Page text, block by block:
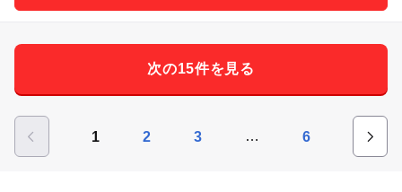
次の15件を見る
1 2 3 … 6